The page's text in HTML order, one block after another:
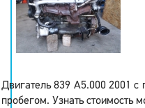
Двигатель 839 A5.000 2001
пробегом. Узнать стоимость